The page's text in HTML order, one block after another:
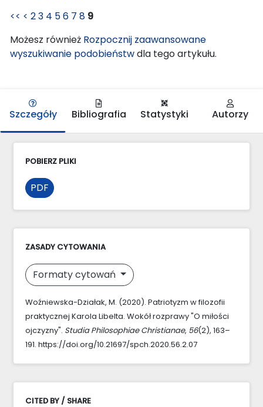
<< < 23 4 56 7 8 9
Możesz również Rozpocznij zaawansowane
wyszukiwanie podobieństwdla tego artykułu.
Szczegóły Bibliografia Statystyki Autorzy
POBIERZ PLIKI
PDF
ZASADY CYTOWANIA
Formaty cytowań
Woźniewska-Działak, M. (2020). Patriotyzm w filozofii
praktycznej Karola Libelta. Wokół rozprawy "O miłości
ojczyzny". Studia Philosophiae Christianae, 56(2), 163–
191. https://doi.org/10.21697/spch.2020.56.2.07
CITED BY / SHARE